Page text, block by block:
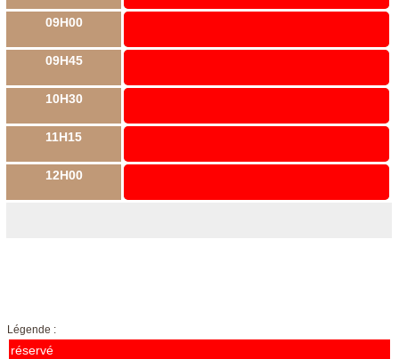
09H00
09H45
10H30
11H15
12H00
Légende :
réservé